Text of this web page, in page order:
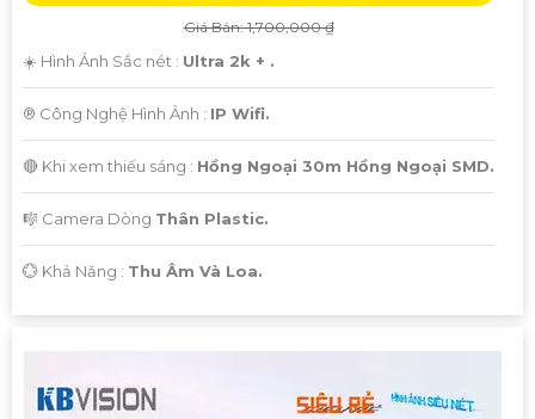
Giá Bán: 1,700,000 ₫
☀️ Hình Ảnh Sắc nét : Ultra 2k + .
®️ Công Nghệ Hình Ảnh : IP Wifi.
🔴 Khi xem thiếu sáng : Hồng Ngoại 30m Hồng Ngoại SMD.
🎼️ Camera Dòng Thân Plastic.
️💮 Khả Năng : Thu Âm Và Loa.